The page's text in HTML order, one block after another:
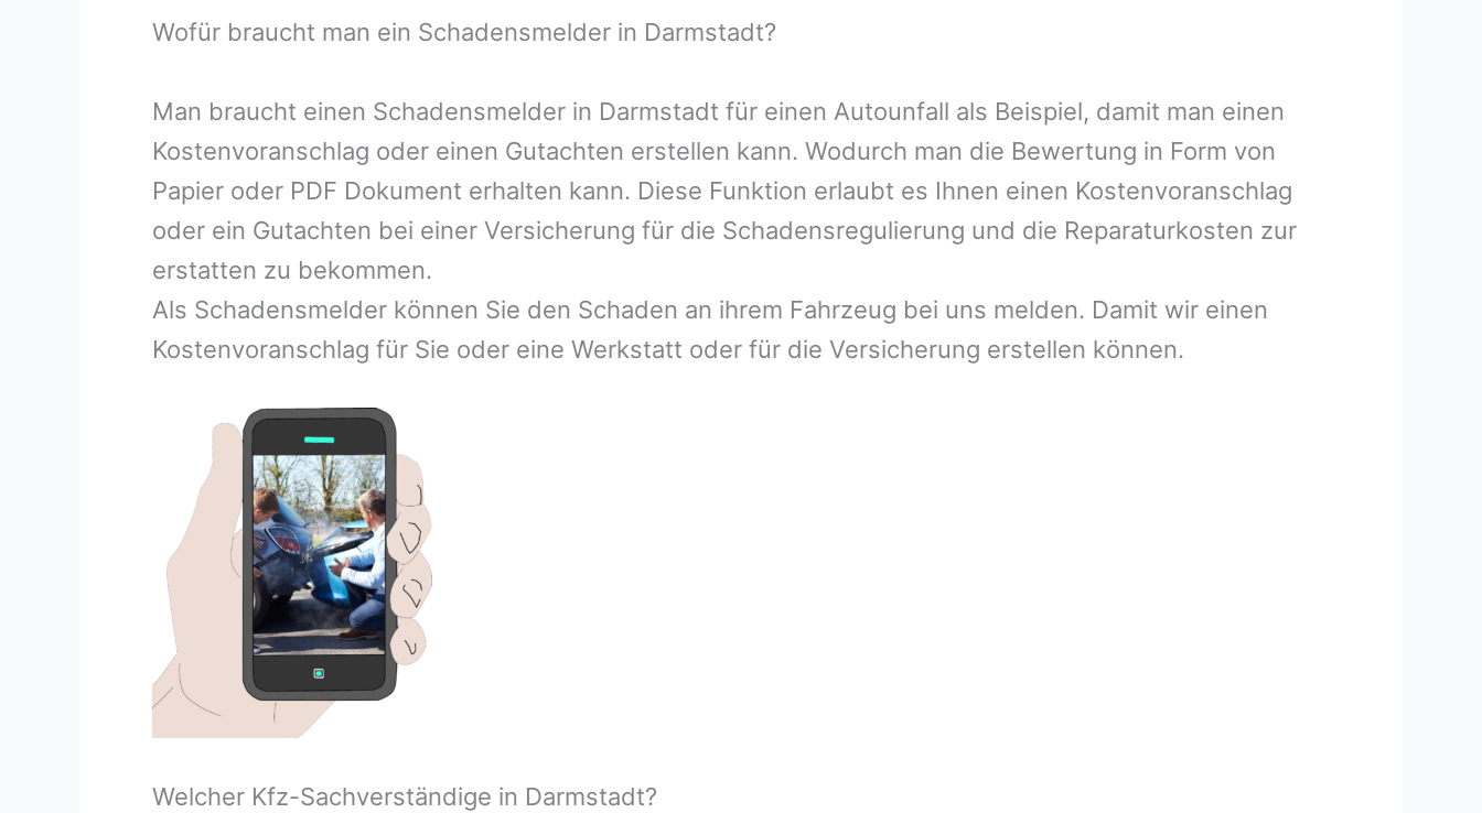
Wofür braucht man ein Schadensmelder in Darmstadt?
Man braucht einen Schadensmelder in Darmstadt für einen Autounfall als Beispiel, damit man einen
Kostenvoranschlag oder einen Gutachten erstellen kann. Wodurch man die Bewertung in Form von
Papier oder PDF Dokument erhalten kann. Diese Funktion erlaubt es Ihnen einen Kostenvoranschlag
oder ein Gutachten bei einer Versicherung für die Schadensregulierung und die Reparaturkosten zur
erstatten zu bekommen.
Als Schadensmelder können Sie den Schaden an ihrem Fahrzeug bei uns melden. Damit wir einen
Kostenvoranschlag für Sie oder eine Werkstatt oder für die Versicherung erstellen können.
Welcher Kfz-Sachverständige in Darmstadt?